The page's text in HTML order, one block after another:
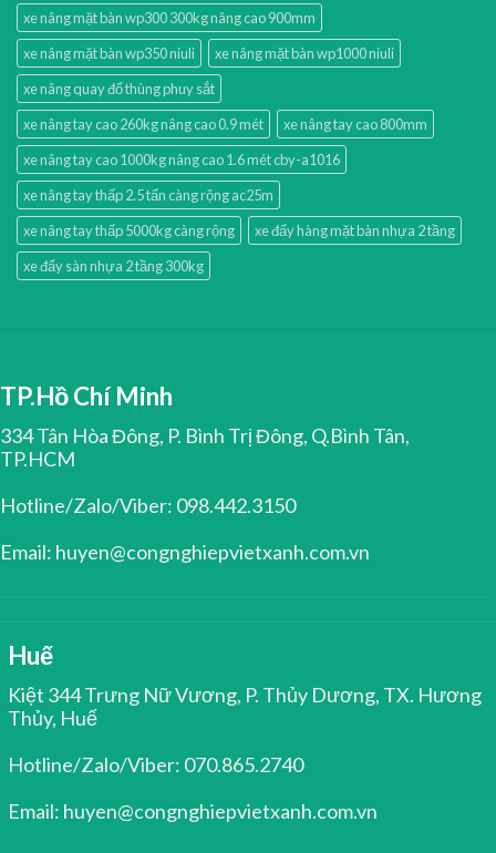
xe nâng mặt bàn wp300 300kg nâng cao 900mm
xe nâng mặt bàn wp350 niuli
xe nâng mặt bàn wp1000 niuli
xe nâng quay đổ thùng phuy sắt
xe nâng tay cao 260kg nâng cao 0.9 mét
xe nâng tay cao 800mm
xe nâng tay cao 1000kg nâng cao 1.6 mét cby-a1016
xe nâng tay thấp 2.5 tấn càng rộng ac25m
xe nâng tay thấp 5000kg càng rộng
xe đẩy hàng mặt bàn nhựa 2 tầng
xe đẩy sàn nhựa 2 tầng 300kg
TP.Hồ Chí Minh
334 Tân Hòa Đông, P. Bình Trị Đông, Q.Bình Tân,
TP.HCM
Hotline/Zalo/Viber: 098.442.3150
Email: huyen@congnghiepvietxanh.com.vn
Huế
Kiệt 344 Trưng Nữ Vương, P. Thủy Dương, TX. Hương
Thủy, Huế
Hotline/Zalo/Viber: 070.865.2740
Email: huyen@congnghiepvietxanh.com.vn